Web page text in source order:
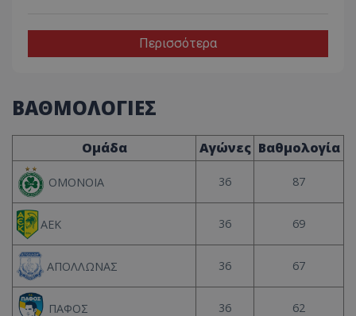
Περισσότερα
ΒΑΘΜΟΛΟΓΙΕΣ
Ομάδα Αγώνες Βαθμολογία
ΟΜΟΝΟΙΑ 36 87
ΑΕΚ 36 69
ΑΠΟΛΛΩΝΑΣ 36 67
ΠΑΦΟΣ 36 62